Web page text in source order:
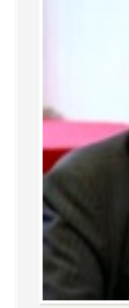
правосудия.
нормах